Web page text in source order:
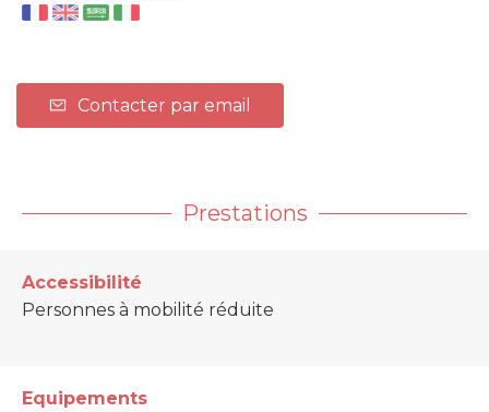
Contacter par email
Prestations
Accessibilité
Personnes à mobilité réduite
Equipements